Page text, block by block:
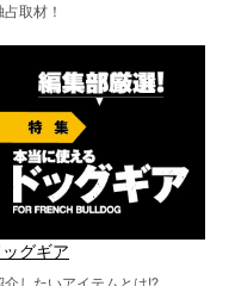
取材！
グギア